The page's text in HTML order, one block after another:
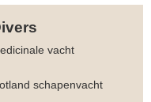
vacht
schapenvacht